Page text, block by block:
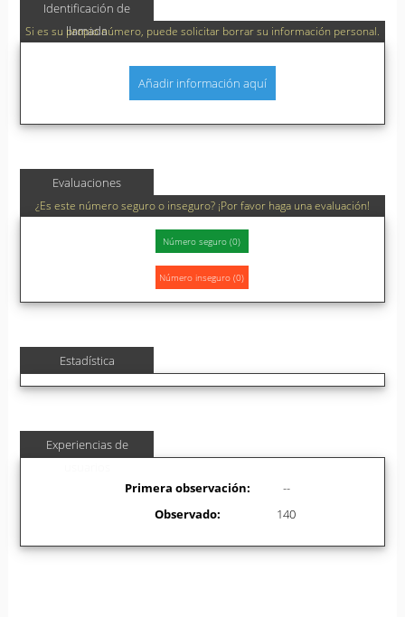
Identificación de
llamada
Si es su propio número, puede solicitar borrar su información personal.
Añadir información aquí
Evaluaciones
¿Es este número seguro o inseguro? ¡Por favor haga una evaluación!
Estadística
Experiencias de
Primera observación:
--
Observado:
140